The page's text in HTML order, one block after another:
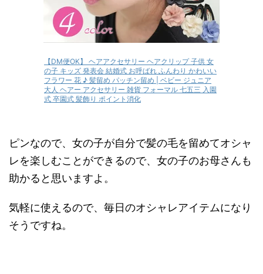
【DM便OK】 ヘアアクセサリー ヘアクリップ 子供 女
の子 キッズ 発表会 結婚式 お呼ばれ ふんわり かわいい
フラワー 花 ♪ 髪留め パッチン留め | ベビー ジュニア
大人 ヘアー アクセサリー 雑貨 フォーマル 七五三 入園
式 卒園式 髪飾り ポイント消化
ピンなので、女の子が自分で髪の毛を留めてオシャ
レを楽しむことができるので、女の子のお母さんも
助かると思いますよ。
気軽に使えるので、毎日のオシャレアイテムになり
そうですね。